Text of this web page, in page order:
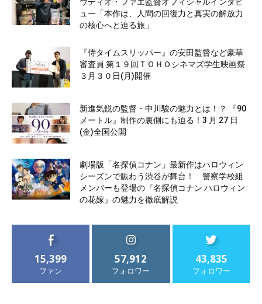
ュー「本作は、人間の回復力と真実の解放力
の核心へと迫る旅」
『侍タイムスリッパー』の安田監督など豪華
審査員 第１９回ＴＯＨＯシネマズ学生映画祭
３月３０日(月)開催
新進気鋭の監督・中川駿の魅力とは！？ 『90
メートル』制作の裏側にも迫る！3 月 27 日
(金)全国公開
劇場版「名探偵コナン」最新作はハロウィン
シーズンで賑わう渋谷が舞台！ 警察学校組
メンバーも登場の『名探偵コナン ハロウィン
の花嫁』の魅力を徹底解説
15,399
ファン
57,912
フォロワー
43,835
フォロワー